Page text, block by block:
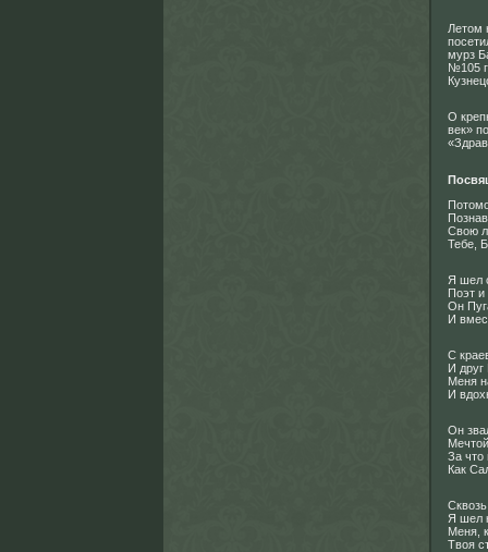
Летом
мурз
№105
О
век»
Свою
Тебе,
Я шел
Поэт и
Он
И
С
И друг
Меня
И
Он
За что
Как
Я шел
Меня,
Твоя